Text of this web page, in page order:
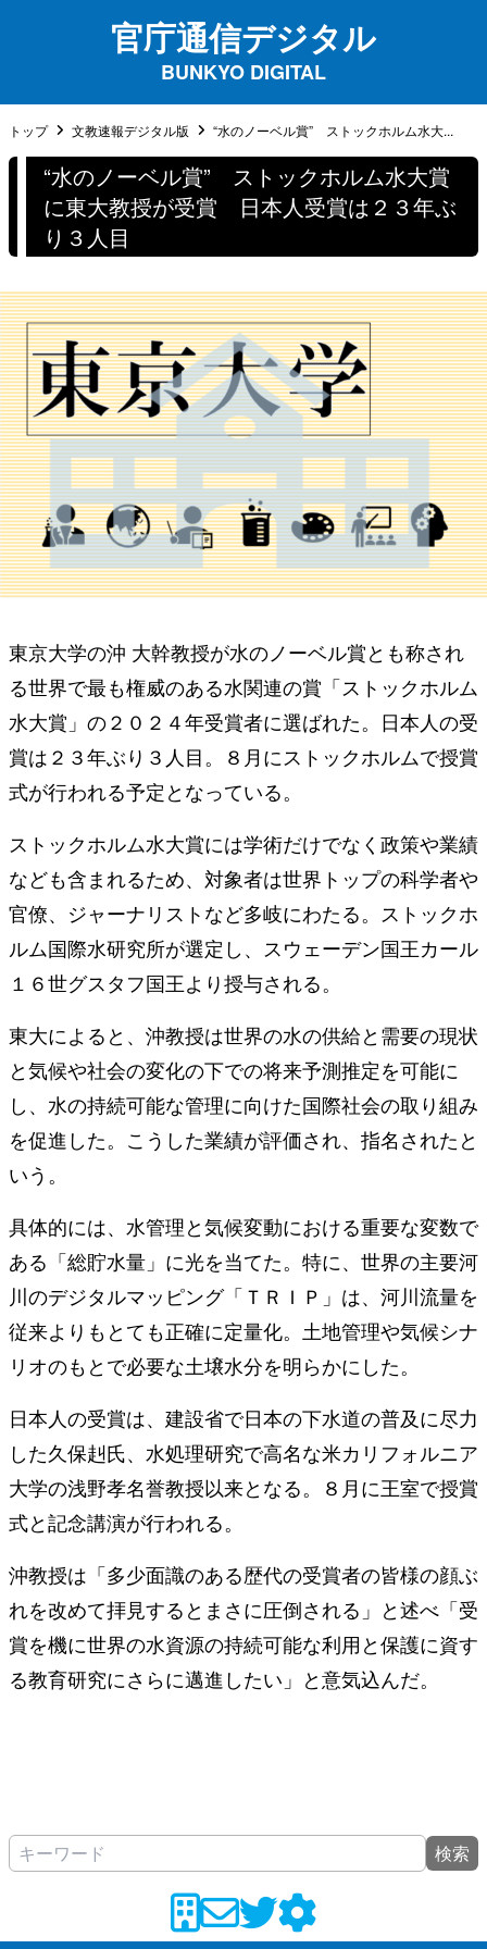
官庁通信デジタル
BUNKYO DIGITAL
トップ 文教速報デジタル版 “水のノーベル賞” ストックホルム水大...
“水のノーベル賞” ストックホルム水大賞
に東大教授が受賞 日本人受賞は２３年ぶ
り３人目
東京大学の沖 大幹教授が水のノーベル賞とも称され
る世界で最も権威のある水関連の賞「ストックホルム
水大賞」の２０２４年受賞者に選ばれた。日本人の受
賞は２３年ぶり３人目。８月にストックホルムで授賞
式が行われる予定となっている。
ストックホルム水大賞には学術だけでなく政策や業績
なども含まれるため、対象者は世界トップの科学者や
官僚、ジャーナリストなど多岐にわたる。ストックホ
ルム国際水研究所が選定し、スウェーデン国王カール
１６世グスタフ国王より授与される。
東大によると、沖教授は世界の水の供給と需要の現状
と気候や社会の変化の下での将来予測推定を可能に
し、水の持続可能な管理に向けた国際社会の取り組み
を促進した。こうした業績が評価され、指名されたと
いう。
具体的には、水管理と気候変動における重要な変数で
ある「総貯水量」に光を当てた。特に、世界の主要河
川のデジタルマッピング「ＴＲＩＰ」は、河川流量を
従来よりもとても正確に定量化。土地管理や気候シナ
リオのもとで必要な土壌水分を明らかにした。
日本人の受賞は、建設省で日本の下水道の普及に尽力
した久保赳氏、水処理研究で高名な米カリフォルニア
大学の浅野孝名誉教授以来となる。８月に王室で授賞
式と記念講演が行われる。
沖教授は「多少面識のある歴代の受賞者の皆様の顔ぶ
れを改めて拝見するとまさに圧倒される」と述べ「受
賞を機に世界の水資源の持続可能な利用と保護に資す
る教育研究にさらに邁進したい」と意気込んだ。
検索